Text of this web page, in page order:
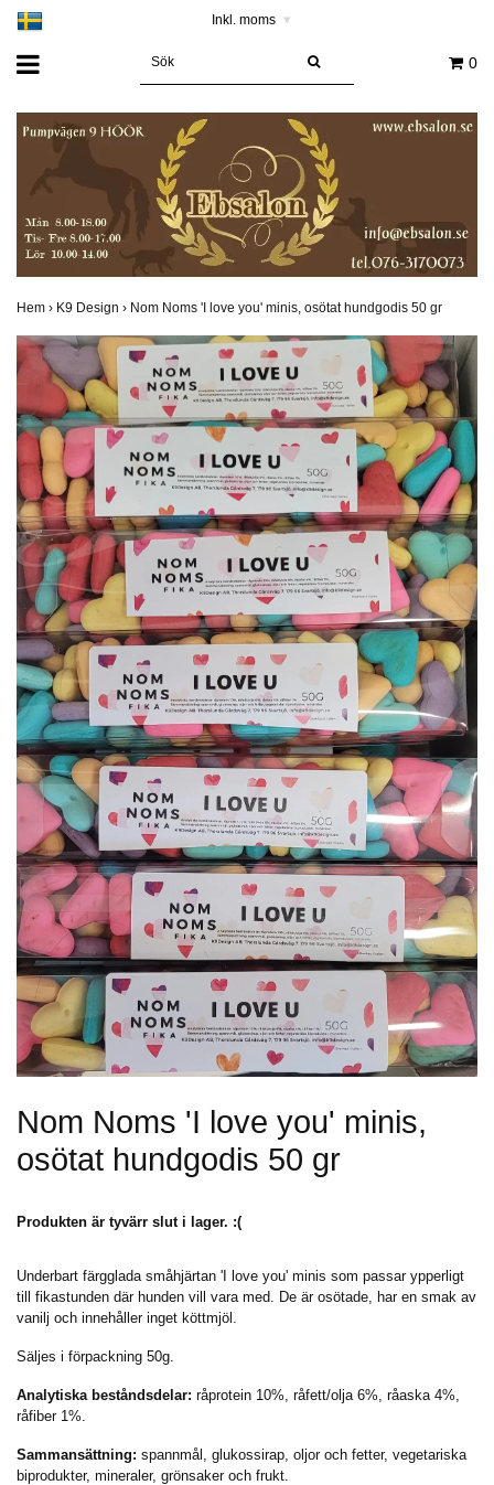
Inkl. moms ▾
0
Hem › K9 Design › Nom Noms 'I love you' minis, osötat hundgodis 50 gr
Nom Noms 'I love you' minis,
osötat hundgodis 50 gr
Produkten är tyvärr slut i lager. :(
Underbart färgglada småhjärtan 'I love you' minis som passar ypperligt
till fikastunden där hunden vill vara med. De är osötade, har en smak av
vanilj och innehåller inget köttmjöl.
Säljes i förpackning 50g.
Analytiska beståndsdelar: råprotein 10%, råfett/olja 6%, råaska 4%,
råfiber 1%.
Sammansättning: spannmål, glukossirap, oljor och fetter, vegetariska
biprodukter, mineraler, grönsaker och frukt.